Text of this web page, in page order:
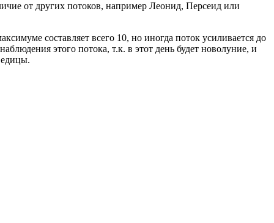
от других потоков, например Леонид, Персеид или
составляет всего 10, но иногда поток усиливается до
этого потока, т.к. в этот день будет новолуние, и